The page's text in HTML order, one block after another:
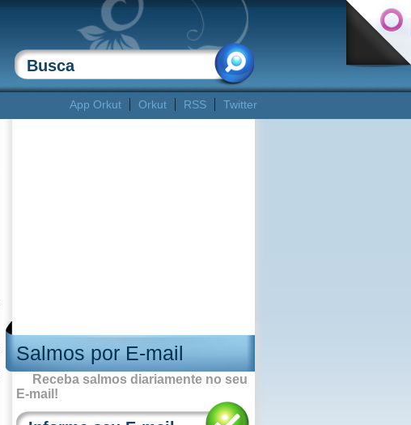
App Orkut Orkut RSS Twitter
Salmos por E-mail
Receba salmos diariamente no seu
E-mail!